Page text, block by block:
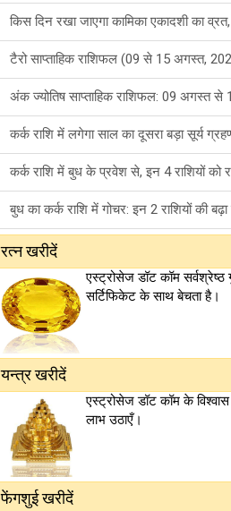
अंक ज्योतिष साप्ताहिक राशिफल: 09 अगस्त
रत्न खरीदें
एस्ट्रोसेज डॉट कॉम सर्वश्रेष्ठ
सर्टिफिकेट के साथ बेचता है।
यन्त्र खरीदें
एस्ट्रोसेज डॉट कॉम के
लाभ उठाएँ।
फेंगशुई खरीदें